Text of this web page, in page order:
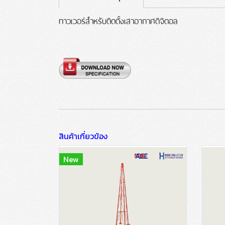
ทาวเวอร์สำหรับติดตั้งเสาอากาศดิจิตอล
สินค้าเกี่ยวข้อง
New